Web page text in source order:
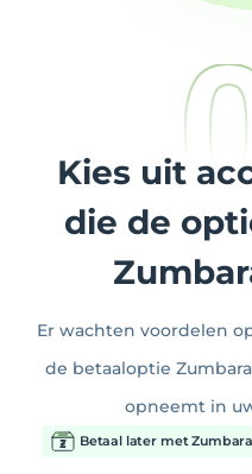
Kies uit
die de
Er wachten voordelen
de betaaloptie
opneemt in
Betaal later met Zumbara